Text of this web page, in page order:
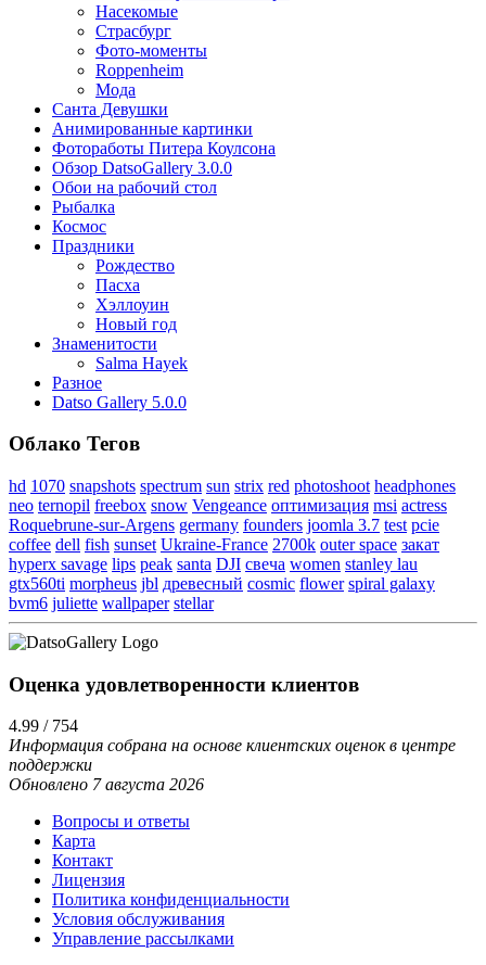
Насекомые
Страсбург
Фото-моменты
Roppenheim
Мода
Санта Девушки
Aнимированные картинки
Фотоработы Питера Коулсона
Обзор DatsoGallery 3.0.0
Обои на рабочий стол
Рыбалка
Космос
Праздники
Рождество
Пасха
Хэллоуин
Новый год
Знаменитости
Salma Hayek
Разное
Datso Gallery 5.0.0
Облако Тегов
hd 1070 snapshots spectrum sun strix red photoshoot headphones
neo ternopil freebox snow Vengeance оптимизация msi actress
Roquebrune-sur-Argens germany founders joomla 3.7 test pcie
coffee dell fish sunset Ukraine-France 2700k outer space закат
hyperx savage lips peak santa DJI свеча women stanley lau
gtx560ti morpheus jbl древесный cosmic flower spiral galaxy
bvm6 juliette wallpaper stellar
Оценка удовлетворенности клиентов
4.99 / 754
Информация собрана на основе клиентских оценок в центре
поддержки
Обновлено 7 августа 2026
Вопросы и ответы
Карта
Контакт
Лицензия
Политика конфиденциальности
Условия обслуживания
Управление рассылками